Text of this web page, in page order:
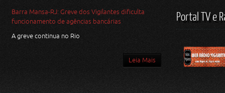
Barra Mansa-RJ: Greve dos Vigilantes dificulta
funcionamento de agências bancárias
A greve continua no Rio
Leia Mais
Portal TV e